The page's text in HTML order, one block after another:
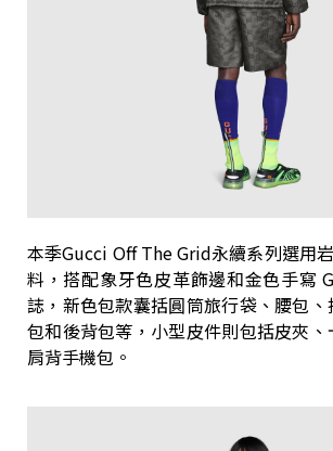
本季Gucci Off The Grid永續系列選用
料，搭配象牙色皮革飾邊和金色手寫
誌，新色包款囊括圓筒旅行袋、腰包
包和後背包等，小型皮件則包括皮夾
肩背手機包。